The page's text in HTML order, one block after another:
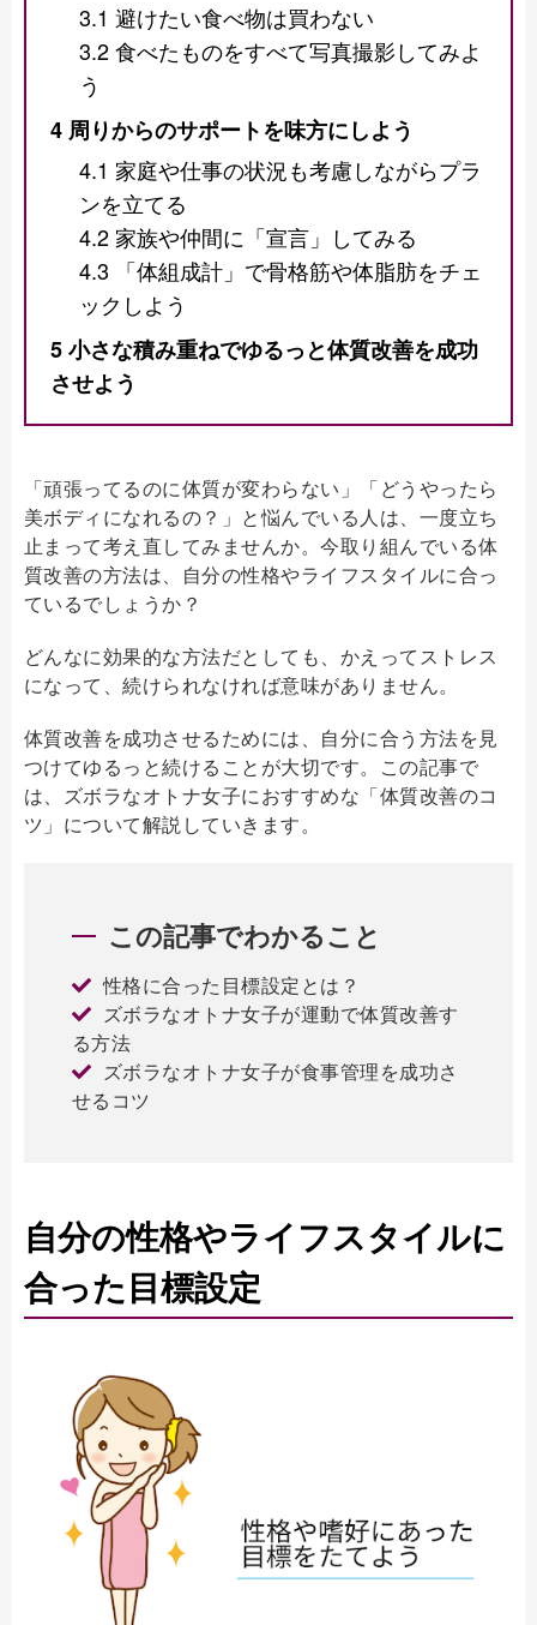
3.1 避けたい食べ物は買わない
3.2食べたものをすべて写真撮影してみよ
う
4 周りからのサポートを味方にしよう
4.1 家庭や仕事の状況も考慮しながらプラ
ンを立てる
4.2 家族や仲間に「宣言」してみる
4.3 「体組成計」で骨格筋や体脂肪をチェ
ックしよう
5小さな積み重ねでゆるっと体質改善を成功
させよう
「頑張ってるのに体質が変わらない」「どうやったら
美ボディになれるの？」と悩んでいる人は、一度立ち
止まって考え直してみませんか。今取り組んでいる体
質改善の方法は、自分の性格やライフスタイルに合っ
ているでしょうか？
どんなに効果的な方法だとしても、かえってストレス
になって、続けられなければ意味がありません。
体質改善を成功させるためには、自分に合う方法を見
つけてゆるっと続けることが大切です。この記事で
は、ズボラなオトナ女子におすすめな「体質改善のコ
ツ」について解説していきます。
この記事でわかること
性格に合った目標設定とは？
ズボラなオトナ女子が運動で体質改善す
る方法
ズボラなオトナ女子が食事管理を成功さ
せるコツ
自分の性格やライフスタイルに
合った目標設定